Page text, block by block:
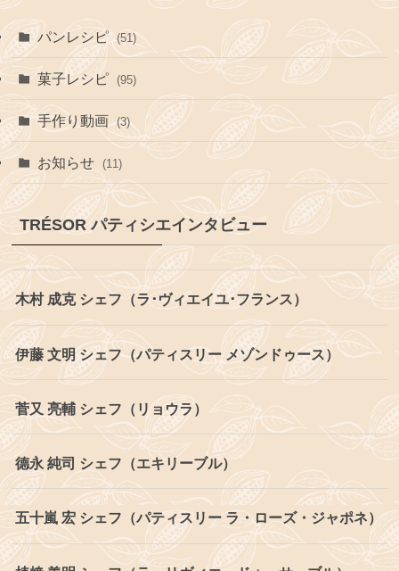
パンレシピ (51)
菓子レシピ (95)
手作り動画 (3)
お知らせ (11)
TRÉSOR パティシエインタビュー
木村 成克 シェフ（ラ･ヴィエイユ･フランス）
伊藤 文明 シェフ（パティスリー メゾンドゥース）
菅又 亮輔 シェフ（リョウラ）
德永 純司 シェフ（エキリーブル）
五十嵐 宏 シェフ（パティスリー ラ・ローズ・ジャポネ）